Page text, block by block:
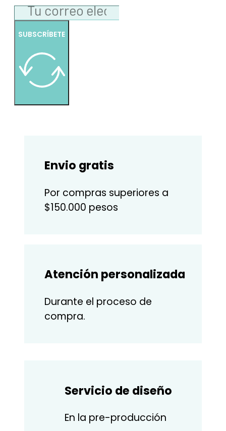
SUBSCRÍBETE
Envio gratis
Por compras superiores a
$150.000 pesos
Atención personalizada
Durante el proceso de
compra.
Servicio de diseño
En la pre-producción